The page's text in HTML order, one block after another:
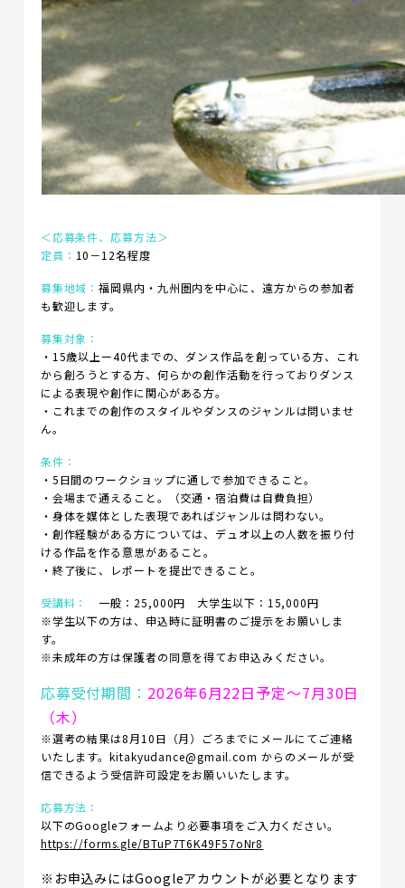
＜応募条件、応募方法＞
定員： 10－12名程度
募集地域：福岡県内・九州圏内を中心に、遠方からの参加者
も歓迎します。
募集対象：
・15歳以上ー40代までの、ダンス作品を創っている方、これ
から創ろうとする方、何らかの創作活動を行っておりダンス
による表現や創作に関心がある方。
・これまでの創作のスタイルやダンスのジャンルは問いませ
ん。
条件：
・5日間のワークショップに通しで参加できること。
・会場まで通えること。（交通・宿泊費は自費負担）
・身体を媒体とした表現であればジャンルは問わない。
・創作経験がある方については、デュオ以上の人数を振り付
ける作品を作る意思があること。
・終了後に、レポートを提出できること。
受講料：
一般：25,000円 大学生以下：15,000円
※学生以下の方は、申込時に証明書のご提示をお願いしま
す。
※未成年の方は保護者の同意を得てお申込みください。
応募受付期間： 2026年6月22日予定～7月30日
（木）
※選考の結果は8月10日（月）ごろまでにメールにてご連絡
いたします。kitakyudance@gmail.com からのメールが受
信できるよう受信許可設定をお願いいたします。
応募方法：
以下のGoogleフォームより必要事項をご入力ください。
https://forms.gle/BTuP7T6K49F57oNr8
※お申込みにはGoogleアカウントが必要となります